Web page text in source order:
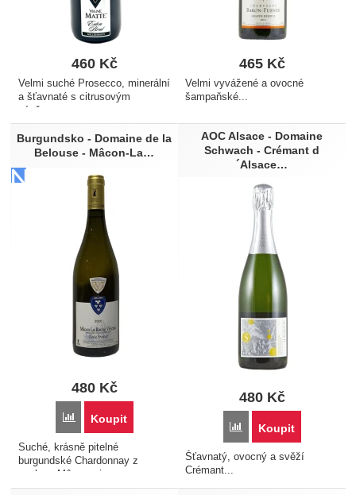
460 Kč
Velmi suché Prosecco, minerální
a šťavnaté s citrusovým
závěrem...
465 Kč
Velmi vyvážené a ovocné
šampaňské...
Burgundsko - Domaine de la
Belouse - Mâcon-La…
480 Kč
Přidat 'Burgundsko - Domaine de la Belouse - Mâcon-La
Koupit
Suché, krásně pitelné
burgundské Chardonnay z
apelace Mâconnais
AOC Alsace - Domaine
Schwach - Crémant d
´Alsace…
480 Kč
Přidat 'AOC Alsace -
Koupit
Šťavnatý, ovocný a svěží
Crémant...